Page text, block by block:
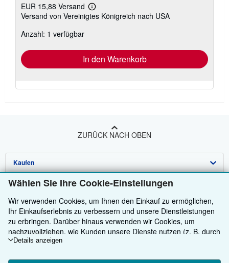
Wählen Sie Ihre Cookie-Einstellungen
Wir verwenden Cookies, um Ihnen den Einkauf zu ermöglichen,
Ihr Einkaufserlebnis zu verbessern und unsere Dienstleistungen
zu erbringen. Darüber hinaus verwenden wir Cookies, um
nachzuvollziehen, wie Kunden unsere Dienste nutzen (z. B. durch
die Erfassung von Website-Besuchen), sodass wir Optimierungen
Details anzeigen
EUR 15,88 Versand
Weitere
Informationen
Versand von Vereinigtes Königreich nach USA
Anzahl: 1 verfügbar
In den Warenkorb
ZURÜCK NACH OBEN
Kaufen
Detailsuche
Sammlungen
Nutzerkonto
Meine Bestellungen
Warenkorb
Anbieten
Verkäufer werden
Partnerprogramm
Empfehlen Sie einen Verkäufer
Über uns
Über uns / Impressum
Presse
Karriere
Hilfe
Hilfebereich
Kundenservice
Weitere AbeBooks Unternehmen
AbeBooks.com
AbeBooks folgen